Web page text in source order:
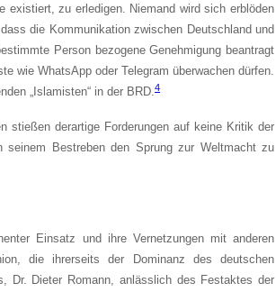
existiert, zu erledigen. Niemand wird sich erblöden
die Kommunikation zwischen Deutschland und
Person bezogene Genehmigung beantragt
wie WhatsApp oder Telegram überwachen dürfen.
„Islamisten“ in der BRD. 4
stießen derartige Forderungen auf keine Kritik der
Bestreben den Sprung zur Weltmacht zu
Einsatz und ihre Vernetzungen mit anderen
die ihrerseits der Dominanz des deutschen
Dr. Dieter Romann, anlässlich des Festaktes der